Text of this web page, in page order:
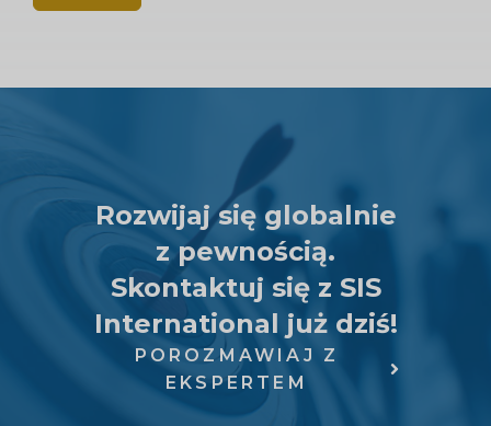
Rozwijaj się globalnie
z pewnością.
Skontaktuj się z SIS
International już dziś!
POROZMAWIAJ Z
EKSPERTEM